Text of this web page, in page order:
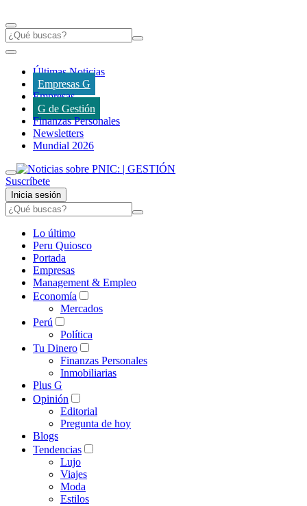
Últimas Noticias
Empresas G
Empresas
G de Gestión
Finanzas Personales
Newsletters
Mundial 2026
Suscríbete
Inicia sesión
Lo último
Peru Quiosco
Portada
Empresas
Management & Empleo
Economía
Mercados
Perú
Política
Tu Dinero
Finanzas Personales
Inmobiliarias
Plus G
Opinión
Editorial
Pregunta de hoy
Blogs
Tendencias
Lujo
Viajes
Moda
Estilos